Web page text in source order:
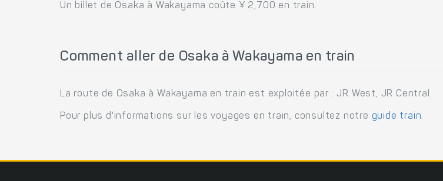
Un billet de Osaka à Wakayama coûte ¥ 2,700 en train.
Comment aller de Osaka à Wakayama en train
La route de Osaka à Wakayama en train est exploitée par : JR West, JR Central.
Pour plus d'informations sur les voyages en train, consultez notre guide train.